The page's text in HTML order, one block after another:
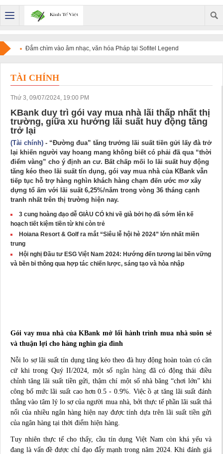
Đắm chìm vào âm nhạc, văn hóa Pháp tại Sofitel Legend
Metropole Hanoi
TÀI CHÍNH
Thứ 3, 09/07/2024, 19:00 PM
KBank duy trì gói vay mua nhà lãi thấp nhất thị
trường, giữa xu hướng lãi suất huy động tăng
trở lại
(Tài chính) - “Đường đua” tăng trưởng lãi suất tiền gửi lấy đà trở
lại khiến người vay hoang mang không biết có phải đã qua “thời
điểm vàng” cho ý định an cư. Bất chấp mối lo lãi suất huy động
tăng kéo theo lãi suất tín dụng, gói vay mua nhà của KBank vẫn
tiếp tục hỗ trợ hàng nghìn khách hàng chạm đến ước mơ xây
dựng tổ ấm với lãi suất 6,25%/năm trong vòng 36 tháng cạnh
tranh nhất trên thị trường hiện nay.
3 cung hoàng đạo dễ GIÀU CÓ khi về già bởi họ đã sớm lên kế
hoạch tiết kiệm tiền từ khi còn trẻ
Hoiana Resort & Golf ra mắt “Siêu lễ hội hè 2024” lớn nhất miền
trung
Hội nghị Đầu tư ESG Việt Nam 2024: Hướng đến tương lai bền vững
và bền bỉ thông qua hợp tác chiến lược, sáng tạo và hòa nhập
Gói vay mua nhà của KBank mở lối hành trình mua nhà suôn sẻ
và thuận lợi cho hàng nghìn gia đình
Nỗi lo sợ lãi suất tín dụng tăng kéo theo đà huy động hoàn toàn có căn
cứ khi trong Quý II/2024, một số ngân hàng đã có động thái điều
chỉnh tăng lãi suất tiền gửi, thậm chí một số nhà băng “chơi lớn” khi
công bố mức lãi suất cao hơn 0.5 - 0.9%. Việc ồ ạt tăng lãi suất đánh
thẳng vào tâm lý lo sợ của người mua nhà, bởi thực tế phần lãi suất thả
nổi của nhiều ngân hàng hiện nay được tính dựa trên lãi suất tiền gửi
của ngân hàng tại thời điểm hiện hàng.
Tuy nhiên thực tế cho thấy, cầu tín dụng Việt Nam còn khá yếu và
đang là vấn đề được chỉ đạo đẩy mạnh trong năm 2024. Khi đánh giá